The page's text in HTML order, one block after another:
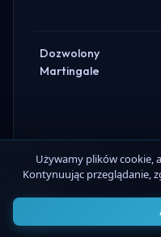
Dozwolony
Martingale
Używamy plików cookie,
Kontynuując przeglądanie,